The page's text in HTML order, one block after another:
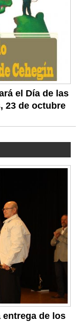
el Día de las
23 de octubre
entrega de los